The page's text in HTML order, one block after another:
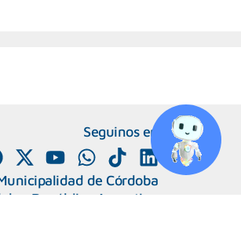
Seguinos en
de Córdoba
República Argentina